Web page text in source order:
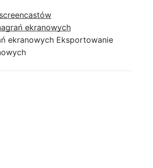
ekranowych
ekranowych Eksportowanie